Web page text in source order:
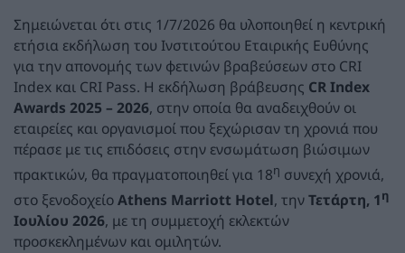
Σημειώνεται ότι στις 1/7/2026 θα υλοποιηθεί η κεντρική
ετήσια εκδήλωση του Ινστιτούτου Εταιρικής Ευθύνης
για την απονομής των φετινών βραβεύσεων στo CRI
Index και CRI Pass. Η εκδήλωση βράβευσης CR Index
Awards 2025 – 2026, στην οποία θα αναδειχθούν οι
εταιρείες και οργανισμοί που ξεχώρισαν τη χρονιά που
πέρασε με τις επιδόσεις στην ενσωμάτωση βιώσιμων
πρακτικών, θα πραγματοποιηθεί για 18η συνεχή χρονιά,
στο ξενοδοχείοAthens Marriott Hotel, τηνΤετάρτη, 1η
Ιουλίου 2026, με τη συμμετοχή εκλεκτών
προσκεκλημένων και ομιλητών.